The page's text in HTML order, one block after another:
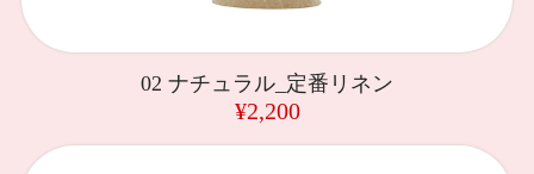
02 ナチュラル_定番リネン
¥2,200